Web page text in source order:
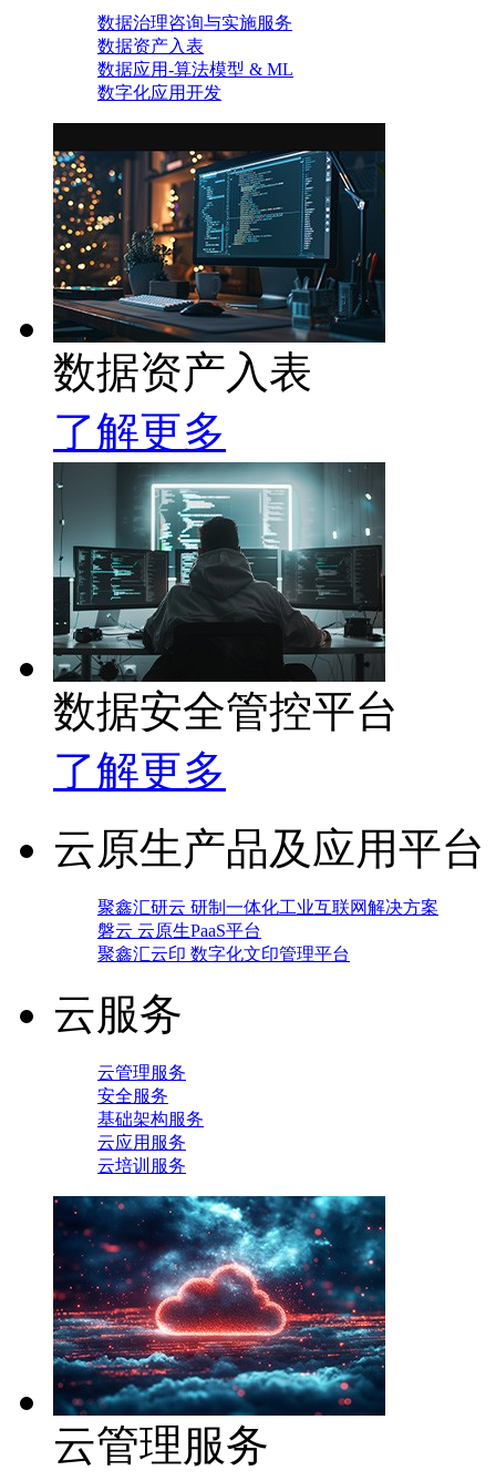
数据治理咨询与实施服务
数据资产入表
数据应用-算法模型 & ML
数字化应用开发
数据资产入表
了解更多
数据安全管控平台
了解更多
云原生产品及应用平台
聚鑫汇研云 研制一体化工业互联网解决方案
磐云 云原生PaaS平台
聚鑫汇云印 数字化文印管理平台
云服务
云管理服务
安全服务
基础架构服务
云应用服务
云培训服务
云管理服务